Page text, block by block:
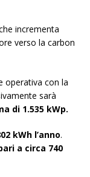
incrementa
verso la carbon
operativa con la
sarà
di 1.535 kWp.
kWh l’anno.
a circa 740